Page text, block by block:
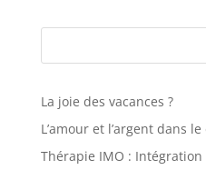
La joie des vacances ?
L’amour et l’argent dans
Thérapie IMO :